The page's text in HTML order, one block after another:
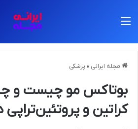
مجله ایرانی » پزشکی
بوتاکس مو چیست و چه
کراتین و پروتئین‌تراپی